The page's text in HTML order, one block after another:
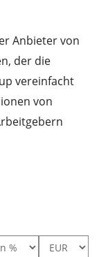
Anbieter von
der die
vereinfacht
von
wie
Die
ihrem
Schönheit,